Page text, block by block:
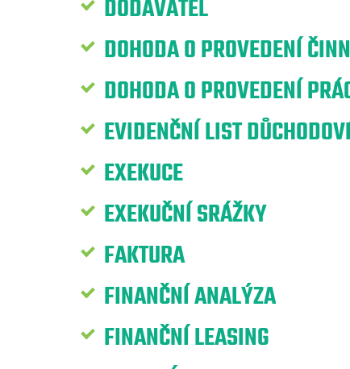
DODAVATEL
DOHODA O PROVEDENÍ
DOHODA O PROVEDENÍ
EVIDENČNÍ LIST
EXEKUCE
EXEKUČNÍ SRÁŽKY
FAKTURA
FINANČNÍ ANALÝZA
FINANČNÍ LEASING